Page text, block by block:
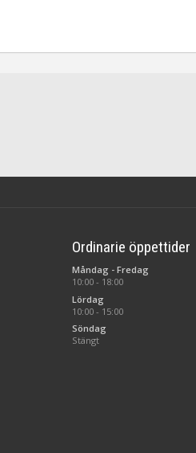
Ordinarie öppettider
Måndag - Fredag
10:00 - 18:00
Lördag
10:00 - 15:00
Söndag
Stängt